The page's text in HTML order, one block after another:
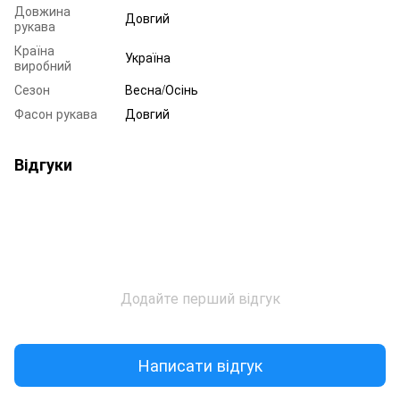
Довжина
рукава
Довгий
Країна
виробний
Україна
Сезон
Весна/Осінь
Фасон рукава
Довгий
Відгуки
Додайте перший відгук
Написати відгук